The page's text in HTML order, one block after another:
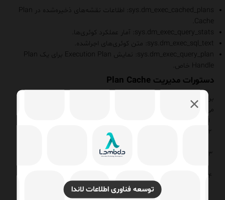
توسعه فناوری اطلاعات لاندا
sys.dm_exec_cached_plans
: اطلاعات نقشه‌های ذخیره‌شده در Plan
Cache.
sys.dm_exec_query_stats : آمار عملکرد کوئری‌ها.
sys.dm_exec_sql_text : متن کوئری‌های اجرا‌شده.
sys.dm_exec_query_plan : نمایش Execution Plan
برای یک Plan
Handle خاص.
دستورات مدیریت Plan Cache
می‌دهد:
DBCC FREEPROCCACHE (plan_handle)
DBCC FREESYSTEMCACHE
PROCEDURE_CACHE: Plan Cache یک دیتابیس خاص را پاک